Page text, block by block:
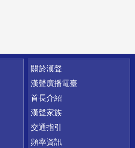
關於漢聲
漢聲廣播電臺
首長介紹
漢聲家族
交通指引
頻率資訊